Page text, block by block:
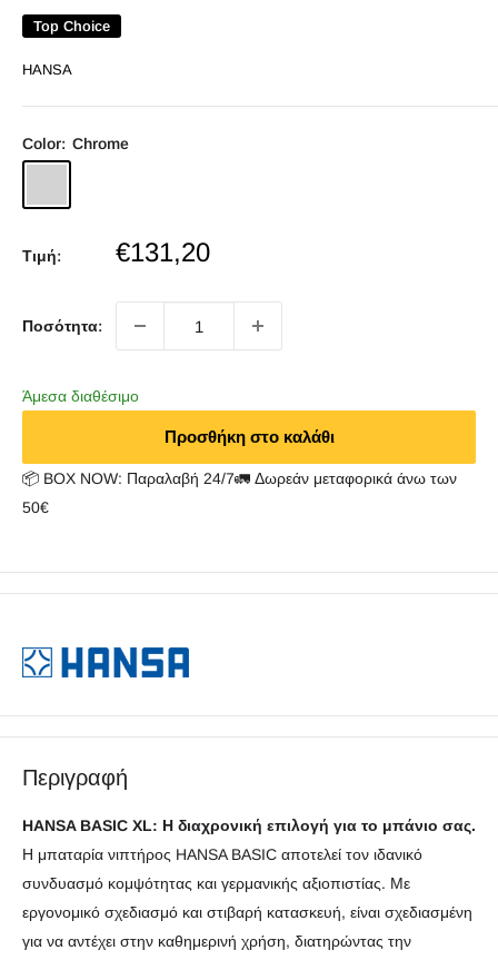
Top Choice
HANSA
Color: Chrome
Τιμή:
Sale
€131,20
Ποσότητα:
Άμεσα διαθέσιμο
Προσθήκη στο καλάθι
📦 BOX NOW: Παραλαβή 24/7🚛 Δωρεάν μεταφορικά άνω των
50€
Περιγραφή
HANSA BASIC XL: Η διαχρονική επιλογή για το μπάνιο σας.
Η μπαταρία νιπτήρος HANSA BASIC αποτελεί τον ιδανικό
συνδυασμό κομψότητας και γερμανικής αξιοπιστίας. Με
εργονομικό σχεδιασμό και στιβαρή κατασκευή, είναι σχεδιασμένη
για να αντέχει στην καθημερινή χρήση, διατηρώντας την